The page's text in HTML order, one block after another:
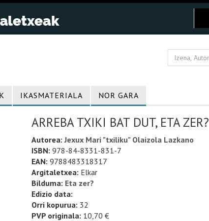
IKASMATERIALA NOR GARA
ARREBA TXIKI BAT DUT, ETA ZER?
Autorea:Jexux Mari "txiliku" Olaizola Lazkano
ISBN: 978-84-8331-831-7
EAN: 9788483318317
Argitaletxea: Elkar
Bilduma: Eta zer?
Edizio data:
Orri kopurua: 32
PVP originala: 10,70 €